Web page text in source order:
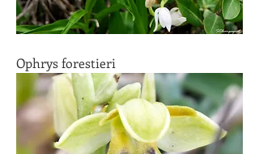
Ophrys forestieri